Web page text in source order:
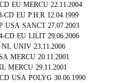
EU MERCU 22.11.2004
CD EU P.H.R 12.04.1999
USA SANCT 27.07.2003
CD EU LILIT 29.06.2006
NL UNIV 23.11.2006
MERCU 20.11.2001
MERCU 29.11.2001
USA POLYG 30.06.1990